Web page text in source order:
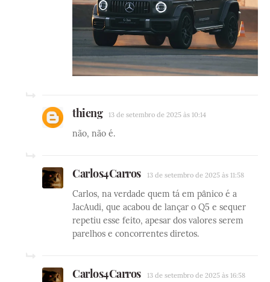
thieng 13 de setembro de 2025 às 10:14
não, não é.
Carlos4Carros 13 de setembro de 2025 às 11:58
Carlos, na verdade quem tá em pânico é a
JacAudi, que acabou de lançar o Q5 e sequer
repetiu esse feito, apesar dos valores serem
parelhos e concorrentes diretos.
Carlos4Carros 13 de setembro de 2025 às 16:58